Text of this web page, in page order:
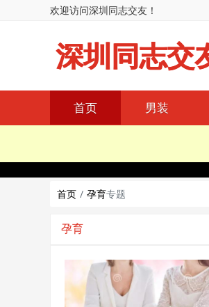
欢迎访问深圳同志交友！
深圳同志交
首页 男装
首页
孕育专题
孕育